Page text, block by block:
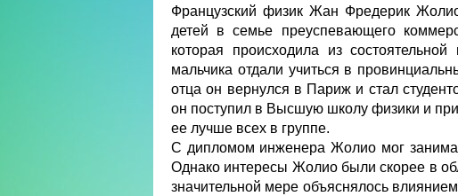
Французский физик Жан Фредерик
детей в семье преуспевающего
которая происходила из
мальчика отдали учиться в
отца он вернулся в Париж и стал
он поступил в Высшую школу физики и
ее лучше всех в группе.
С дипломом инженера Жолио мог
Однако интересы Жолио были скорее в
значительной мере объяснялось